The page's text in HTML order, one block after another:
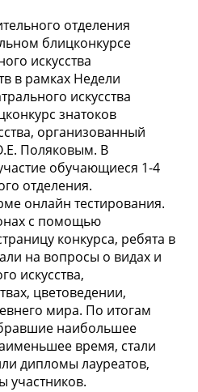
отделения
блицконкурсе
искусства
в рамках Недели
искусства
знатоков
организованный
Поляковым. В
обучающиеся 1-4
отделения.
онлайн тестирования.
с помощью
конкурса, ребята в
на вопросы о видах и
искусства,
цветоведении,
мира. По итогам
наибольшее
время, стали
дипломы лауреатов,
участников.